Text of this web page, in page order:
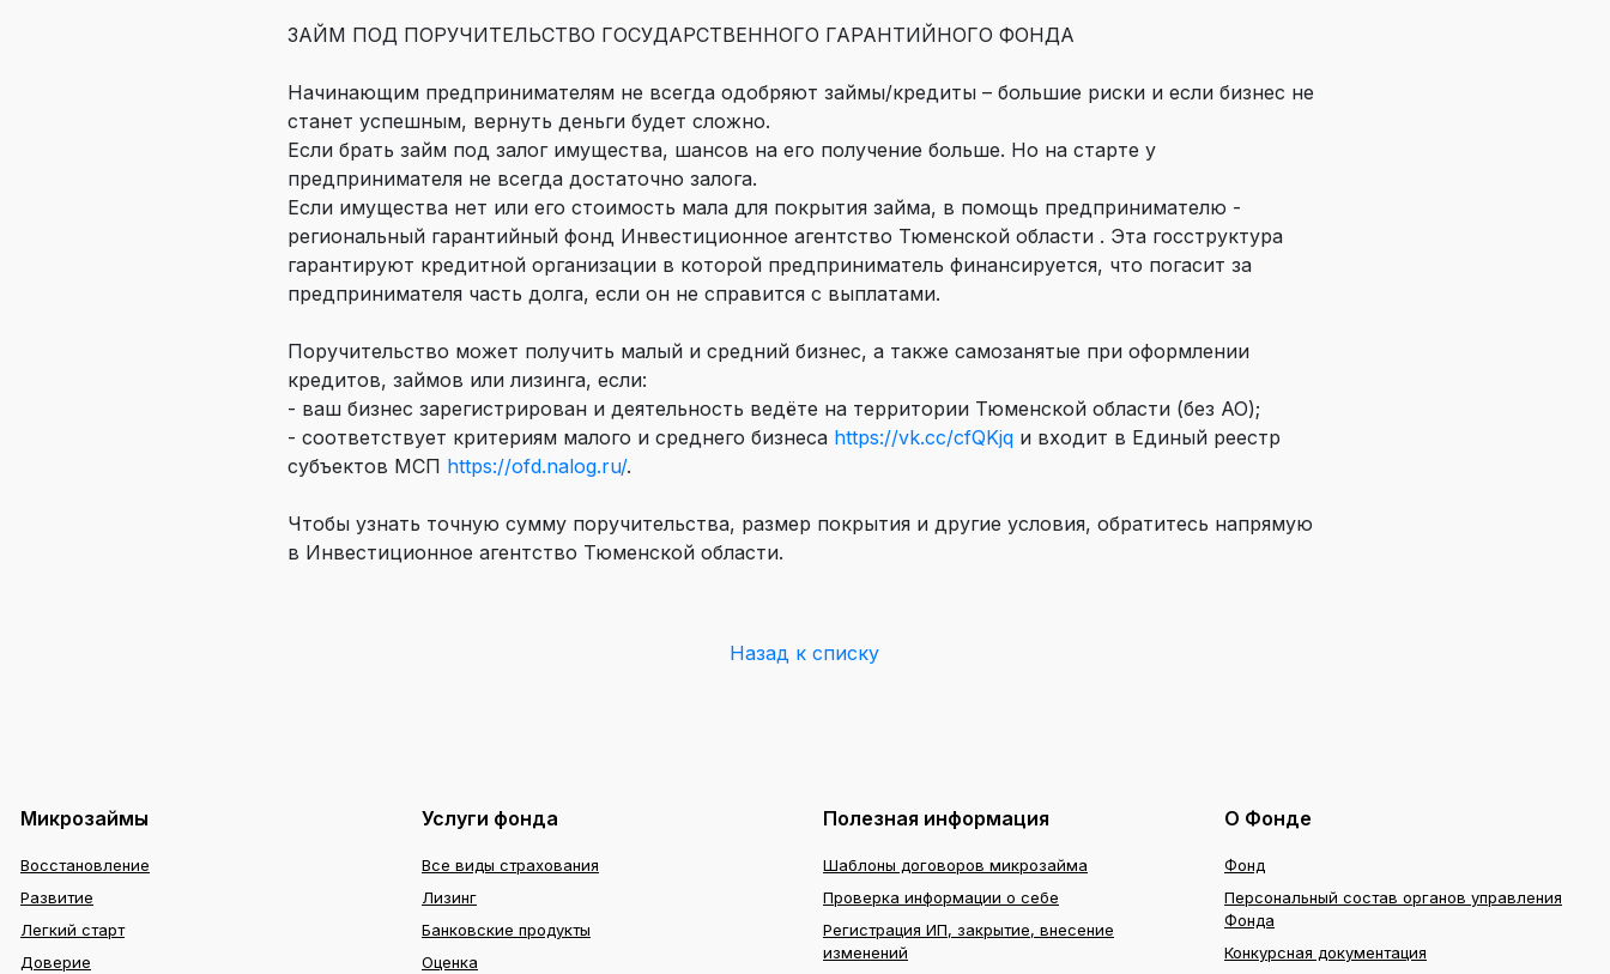
ЗАЙМ ПОД ПОРУЧИТЕЛЬСТВО ГОСУДАРСТВЕННОГО ГАРАНТИЙНОГО ФОНДА
Начинающим предпринимателям не всегда одобряют займы/кредиты – большие риски и если бизнес не
станет успешным, вернуть деньги будет сложно.
Если брать займ под залог имущества, шансов на его получение больше. Но на старте у
предпринимателя не всегда достаточно залога.
Если имущества нет или его стоимость мала для покрытия займа, в помощь предпринимателю -
региональный гарантийный фонд Инвестиционное агентство Тюменской области . Эта госструктура
гарантируют кредитной организации в которой предприниматель финансируется, что погасит за
предпринимателя часть долга, если он не справится с выплатами.
Поручительство может получить малый и средний бизнес, а также самозанятые при оформлении
кредитов, займов или лизинга, если:
- ваш бизнес зарегистрирован и деятельность ведёте на территории Тюменской области (без АО);
- соответствует критериям малого и среднего бизнеса https://vk.cc/cfQKjq и входит в Единый реестр
субъектов МСП https://ofd.nalog.ru/.
Чтобы узнать точную сумму поручительства, размер покрытия и другие условия, обратитесь напрямую
в Инвестиционное агентство Тюменской области.
Назад к списку
Микрозаймы
Восстановление
Развитие
Легкий старт
Доверие
Услуги фонда
Все виды страхования
Лизинг
Банковские продукты
Оценка
Полезная информация
Шаблоны договоров микрозайма
Проверка информации о себе
Регистрация ИП, закрытие, внесение
изменений
О Фонде
Фонд
Персональный состав органов управления
Фонда
Конкурсная документация